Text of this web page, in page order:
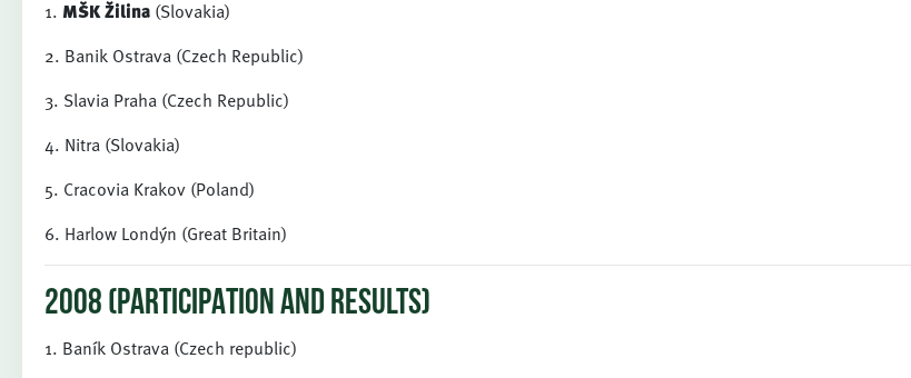
1. MŠK Žilina (Slovakia)
2. Banik Ostrava (Czech Republic)
3. Slavia Praha (Czech Republic)
4. Nitra (Slovakia)
5. Cracovia Krakov (Poland)
6. Harlow Londýn (Great Britain)
2008 (PARTICIPATION AND RESULTS)
1. Baník Ostrava (Czech republic)